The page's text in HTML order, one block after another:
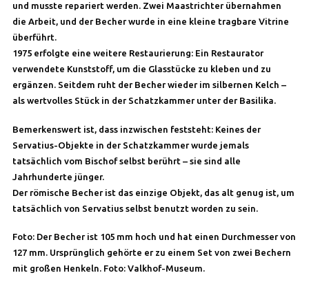
und musste repariert werden. Zwei Maastrichter übernahmen
die Arbeit, und der Becher wurde in eine kleine tragbare Vitrine
überführt.
1975 erfolgte eine weitere Restaurierung: Ein Restaurator
verwendete Kunststoff, um die Glasstücke zu kleben und zu
ergänzen. Seitdem ruht der Becher wieder im silbernen Kelch –
als wertvolles Stück in der Schatzkammer unter der Basilika.
Bemerkenswert ist, dass inzwischen feststeht: Keines der
Servatius-Objekte in der Schatzkammer wurde jemals
tatsächlich vom Bischof selbst berührt – sie sind alle
Jahrhunderte jünger.
Der römische Becher ist das einzige Objekt, das alt genug ist, um
tatsächlich von Servatius selbst benutzt worden zu sein.
Foto: Der Becher ist 105 mm hoch und hat einen Durchmesser von
127 mm. Ursprünglich gehörte er zu einem Set von zwei Bechern
mit großen Henkeln. Foto: Valkhof-Museum.